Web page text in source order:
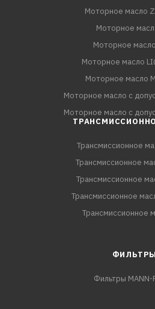
Моторное масло
Моторное
Моторное
Моторное масло
Моторное масло
Моторное масло с
Моторное масло с
Трансмиссионное
Трансмиссионное
Трансмиссионное
Трансмиссионное
Трансмиссионное
ФИЛЬТРЫ
Фильтры MANN-